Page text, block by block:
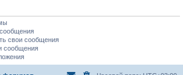
свои сообщения
сообщения